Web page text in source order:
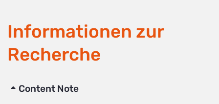
Informationen zur
Recherche
Content Note